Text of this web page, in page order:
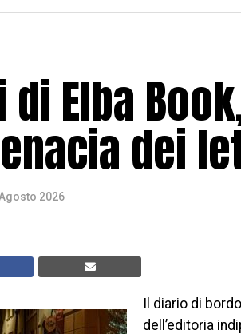
Elba
dei
2026
Il diario di
dell’editoria